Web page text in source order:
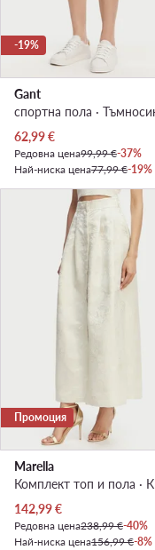
-19%
Gant
Актуална цена
62,99€
Редовна цена99,99 €-37%
Най-ниска цена77,99 €-19%
Промоция
Marella
Актуална цена
142,99€
Редовна цена238,99 €-40%
Най-ниска цена156,99 €-8%